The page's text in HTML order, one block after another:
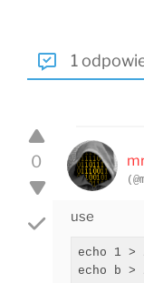
1
0
use
echo 1